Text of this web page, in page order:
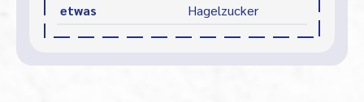
etwas
Hagelzucker